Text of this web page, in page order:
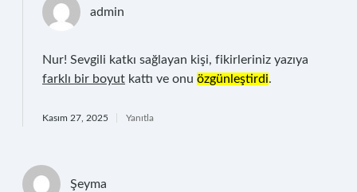
admin
Nur! Sevgili katkı sağlayan kişi, fikirleriniz yazıya
farklı bir boyut kattı ve onu özgünleştirdi.
Kasım 27, 2025 Yanıtla
Şeyma